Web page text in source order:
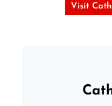
Visit